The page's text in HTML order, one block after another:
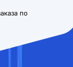
по